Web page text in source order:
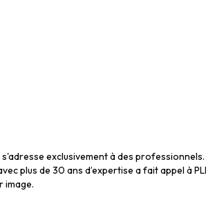
exclusivement à des
plus de 30 ans d’expertise a fait appel à
image.